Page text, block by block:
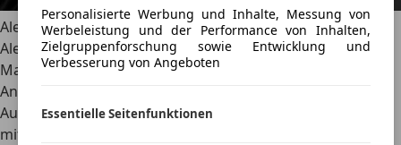
Personalisierte Werbung und Inhalte, Messung von
Werbeleistung und der Performance von Inhalten,
Zielgruppenforschung sowie Entwicklung und
Verbesserung von Angeboten
Essentielle Seitenfunktionen
Alexander Nocker
Alexander Nocker verstärkt seit 2026 das AutoScout24
Magazin als freier Redakteur mit Fokus auf
Antriebstechnologien. Er bringt langjährige Erfahrung im
Automobiljournalismus mit und beschäftigt sich vor allem
mit neuen Technologien und aktuellen Mobilitätsthemen.